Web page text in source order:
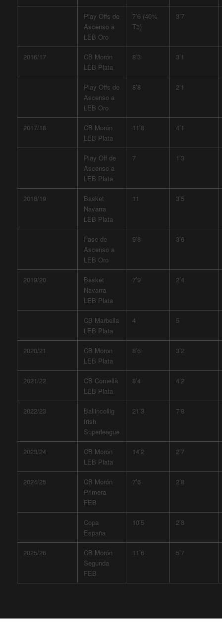
Play Offs de
Ascenso a
LEB Oro
7’6 (40%
T3)
3’7
2016/17
CB Morón
LEB Plata
8’3 3’1
Play Offs de
Ascenso a
LEB Oro
8’8 2’1
2017/18
CB Morón
LEB Plata
11’8 4’1
Play Off de
Ascenso a
LEB Plata
7 1’3
2018/19
Basket
Navarra
LEB Plata
11 3’5
Fase de
Ascenso a
LEB Oro
9’8 3’6
2019/20
Basket
Navarra
LEB Plata
7’9 2’4
CB Marbella
LEB Plata
4 5
2020/21
CB Moron
LEB Plata
8’6 3’2
2021/22
CB Cornellà
LEB Plata
8’4 4’2
2022/23
Ballincollig
Irish
Superleague
21’3 7’8
2023/24
CB Moron
LEB Plata
14’2 2’7
2024/25
CB Morón
Primera
FEB
7’6 2’8
Copa
España
10’5 2’8
2025/26
CB Morón
Segunda
FEB
11’6 5’7